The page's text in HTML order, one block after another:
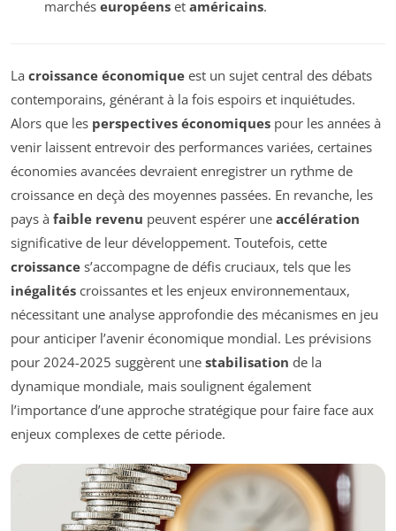
marchés européenset américains.
La croissance économique est un sujet central des débats
contemporains, générant à la fois espoirs et inquiétudes.
Alors que les perspectives économiques pour les années à
venir laissent entrevoir des performances variées, certaines
économies avancées devraient enregistrer un rythme de
croissance en deçà des moyennes passées. En revanche, les
pays à faible revenu peuvent espérer une accélération
significative de leur développement. Toutefois, cette
croissance s’accompagne de défis cruciaux, tels que les
inégalités croissantes et les enjeux environnementaux,
nécessitant une analyse approfondie des mécanismes en jeu
pour anticiper l’avenir économique mondial. Les prévisions
pour 2024-2025 suggèrent une stabilisation de la
dynamique mondiale, mais soulignent également
l’importance d’une approche stratégique pour faire face aux
enjeux complexes de cette période.